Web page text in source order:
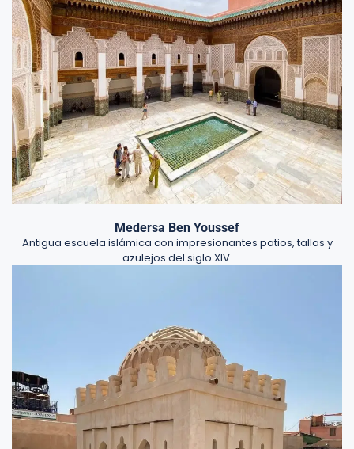
Medersa Ben Youssef
Antigua escuela islámica con impresionantes patios, tallas y
azulejos del siglo XIV.